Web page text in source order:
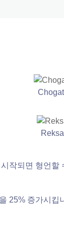
작되면 형언할
25% 증가시킵